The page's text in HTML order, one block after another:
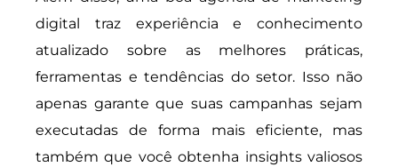
digital traz experiência e conhecimento
atualizado sobre as melhores práticas,
ferramentas e tendências do setor. Isso não
apenas garante que suas campanhas sejam
executadas de forma mais eficiente, mas
também que você obtenha insights valiosos